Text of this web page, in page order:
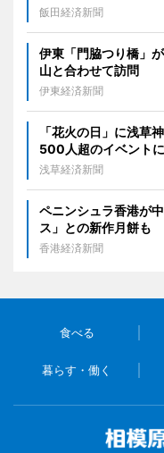
飯田経済新聞
伊東「門脇つり橋」
山と合わせて訪問
伊東経済新聞
「花火の日」に浅
500人超のイベントに
浅草経済新聞
ペニンシュラ香港が
ス」との新作月餅も
香港経済新聞
食べる
暮らす・働く